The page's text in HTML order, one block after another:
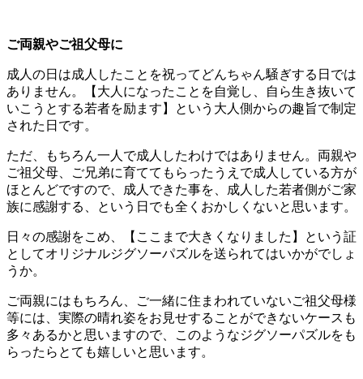
ご両親やご祖父母に
成人の日は成人したことを祝ってどんちゃん騒ぎする日では
ありません。【大人になったことを自覚し、自ら生き抜いて
いこうとする若者を励ます】という大人側からの趣旨で制定
された日です。
ただ、もちろん一人で成人したわけではありません。両親や
ご祖父母、ご兄弟に育ててもらったうえで成人している方が
ほとんどですので、成人できた事を、成人した若者側がご家
族に感謝する、という日でも全くおかしくないと思います。
日々の感謝をこめ、【ここまで大きくなりました】という証
としてオリジナルジグソーパズルを送られてはいかがでしょ
うか。
ご両親にはもちろん、ご一緒に住まわれていないご祖父母様
等には、実際の晴れ姿をお見せすることができないケースも
多々あるかと思いますので、このようなジグソーパズルをも
らったらとても嬉しいと思います。